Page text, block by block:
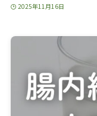
2025年11月16日